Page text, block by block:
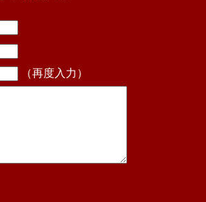
（再度入力）